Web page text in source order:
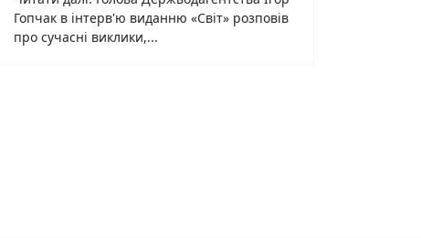
Гопчак в інтерв'ю виданню «Світ» розповів
про сучасні виклики,...